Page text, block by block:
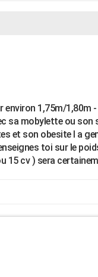
1,75m/1,80m
sa mobylette ou
et son obesite l a
toi sur le
15 cv ) sera